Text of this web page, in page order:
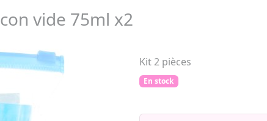
vide 75ml x2
Kit 2 pièces
En stock